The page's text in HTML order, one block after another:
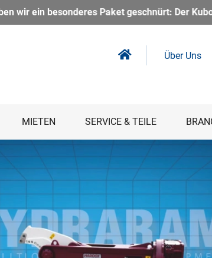
Der Kubota U56-5 Kurzheckbagger
Über Uns
MIETEN SERVICE & TEILE